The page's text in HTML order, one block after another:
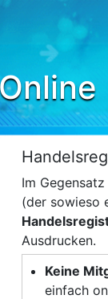
Im
(der sowieso
Ausdrucken.
Keine
einfach